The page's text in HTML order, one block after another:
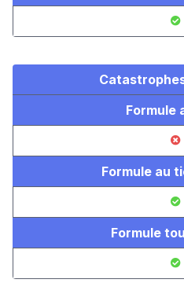
Formule
Formule au
Formule